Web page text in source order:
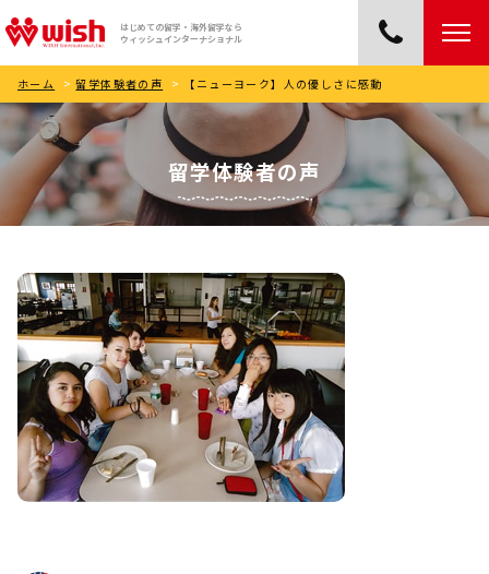
はじめての留学・海外留学なら
ウィッシュインターナショナル
ホーム > 留学体験者の声 > 【ニューヨーク】人の優しさに感動
留学体験者の声